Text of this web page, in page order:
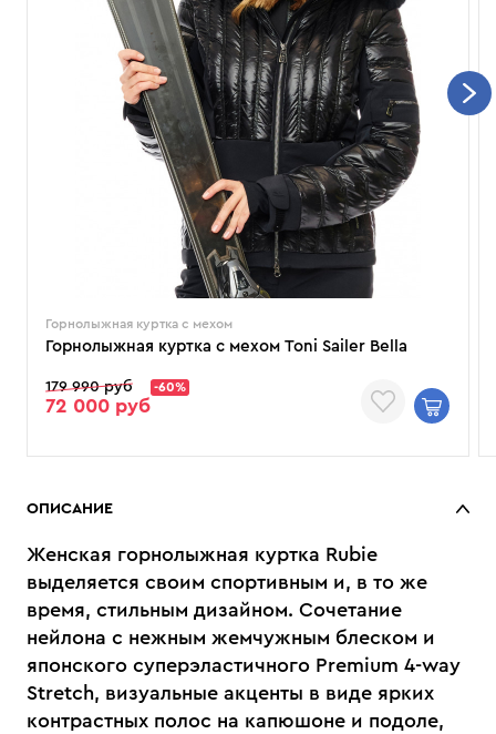
Горнолыжная куртка с мехом
Горнолыжная куртка с мехом Toni Sailer Bella
179 990 руб -60%
72 000 руб
ОПИСАНИЕ
Женская горнолыжная куртка Rubie
выделяется своим спортивным и, в то же
время, стильным дизайном. Сочетание
нейлона с нежным жемчужным блеском и
японского суперэластичного Premium 4-way
Stretch, визуальные акценты в виде ярких
контрастных полос на капюшоне и подоле,